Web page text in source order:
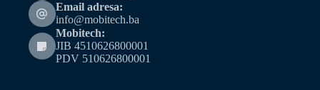
Email adresa:
info@mobitech.ba
Mobitech:
JIB 4510626800001
PDV 510626800001